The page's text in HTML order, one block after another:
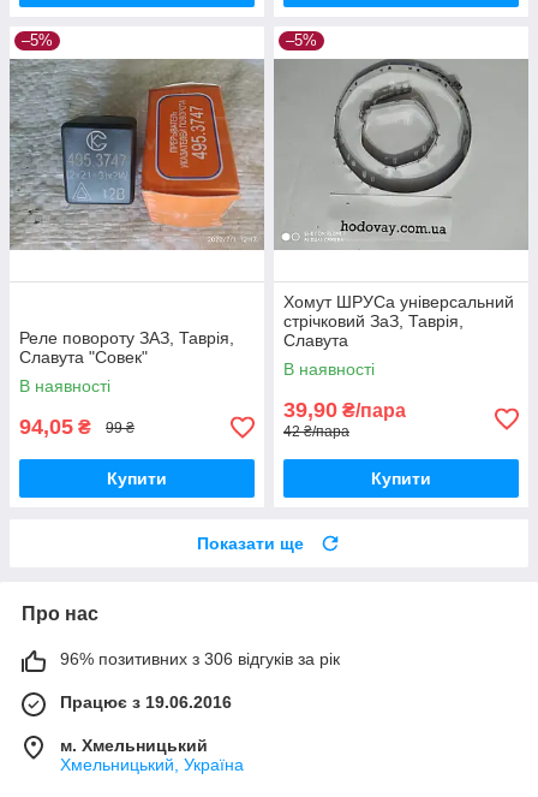
–5%
Реле повороту ЗАЗ, Таврія,
Славута "Совек"
В наявності
94,05 ₴ 99 ₴
Купити
–5%
Хомут ШРУСа універсальний
стрічковий ЗаЗ, Таврія,
Славута
В наявності
39,90 ₴/пара
42 ₴/пара
Купити
Показати ще
Про нас
96% позитивних з 306 відгуків за рік
Працює з 19.06.2016
м. Хмельницький
Хмельницький, Україна